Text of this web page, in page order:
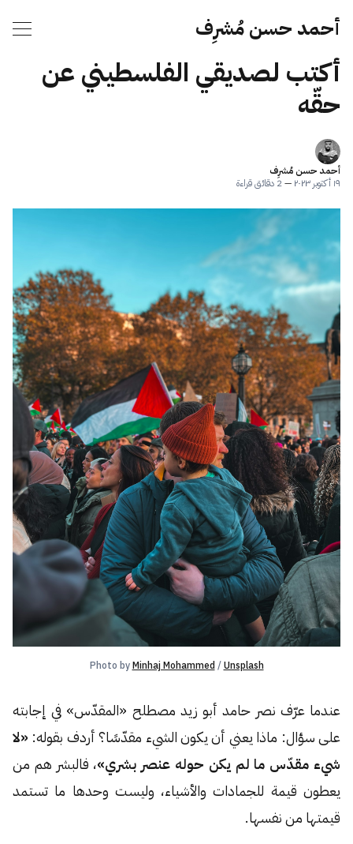
أحمد حسن مُشرِف
أكتب لصديقي الفلسطيني عن
حقّه
أحمد حسن مُشرِف
١٩ أكتوبر ٢٠٢٣
—2 دقائق قراءة
Photo by Minhaj Mohammed / Unsplash
عندما عرّف نصر حامد أبو زيد مصطلح «المقدّس» في إجابته
على سؤال: ماذا يعني أن يكون الشيء مقدّسًا؟ أردف بقوله: «لا
شيء مقدّس ما لم يكن حوله عنصر بشري»، فالبشر هم من
يعطون قيمة للجمادات والأشياء، وليست وحدها ما تستمد
قيمتها من نفسها.